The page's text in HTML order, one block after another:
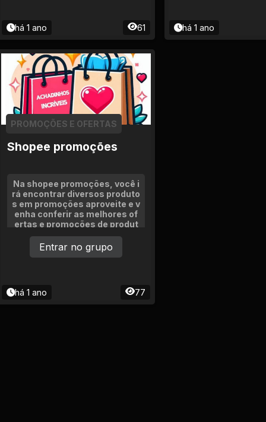
há 1 ano 61 há 1 ano
Shopee promoções
PROMOÇÕES E OFERTAS
Na shopee promoções, você i
rá encontrar diversos produto
s em promoções aproveite e v
enha conferir as melhores of
ertas e promoções de produt
os que cabe no seu bolso.
há 1 ano 77
Entrar no grupo